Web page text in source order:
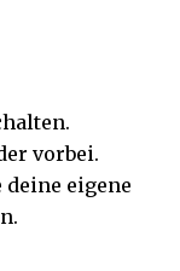
vorbei.
eigene